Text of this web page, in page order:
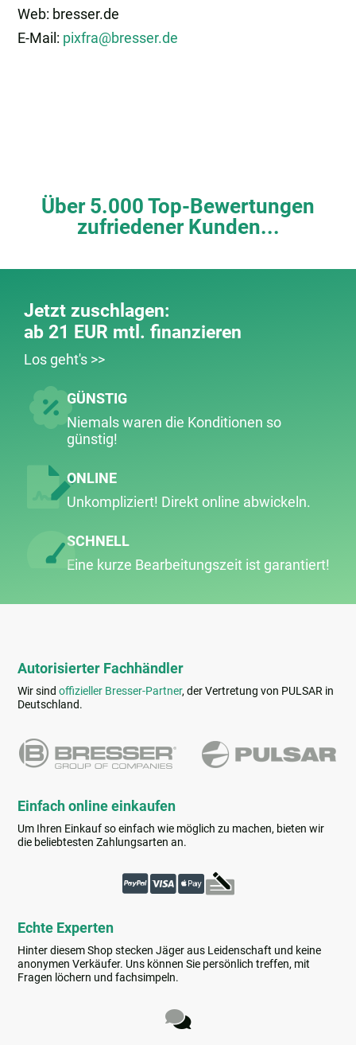
Web: bresser.de
E-Mail: pixfra@bresser.de
Über 5.000 Top-Bewertungen
zufriedener Kunden...
Jetzt zuschlagen:
ab 21 EUR mtl. finanzieren
Los geht's >>
GÜNSTIG
Niemals waren die Konditionen so
günstig!
ONLINE
Unkompliziert! Direkt online abwickeln.
SCHNELL
Eine kurze Bearbeitungs­zeit ist garantiert!
Autorisierter Fachhändler
Wir sindoffizieller Bresser-Partner, der Vertretung von PULSAR in
Deutschland.
Einfach online einkaufen
Um Ihren Einkauf so einfach wie möglich zu machen, bieten wir
die beliebtesten Zahlungsarten an.
Echte Experten
Hinter diesem Shop stecken Jäger aus Leidenschaft und keine
anonymen Verkäufer. Uns können Sie persönlich treffen, mit
Fragen löchern und fachsimpeln.